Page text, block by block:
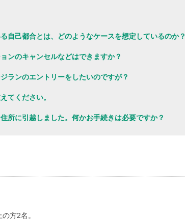
自己都合とは、どのようなケースを想定しているのか？
ンのキャンセルなどはできますか？
ランのエントリーをしたいのですが？
てください。
所に引越しました。何かお手続きは必要ですか？
方2名。